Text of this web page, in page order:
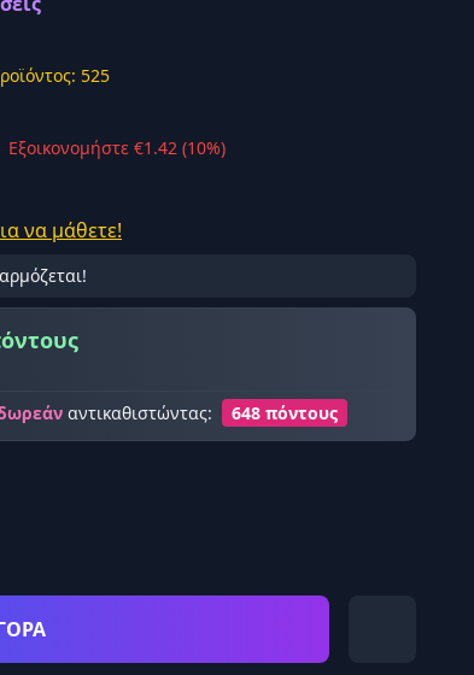
525
Εξοικονομήστε €1.42 (10%)
να μάθετε!
αντικαθιστώντας: 648 πόντους